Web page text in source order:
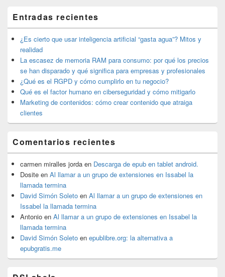
área
de
widget
barra
lateral
primaria
Entradas recientes
¿Es cierto que usar inteligencia artificial “gasta agua”? Mitos y
realidad
La escasez de memoria RAM para consumo: por qué los precios
se han disparado y qué significa para empresas y profesionales
¿Qué es el RGPD y cómo cumplirlo en tu negocio?
Qué es el factor humano en ciberseguridad y cómo mitigarlo
Marketing de contenidos: cómo crear contenido que atraiga
clientes
Comentarios recientes
carmen miralles jorda en Descarga de epub en tablet android.
Dosite en Al llamar a un grupo de extensiones en Issabel la
llamada termina
David Simón Soleto en Al llamar a un grupo de extensiones en
Issabel la llamada termina
Antonio en Al llamar a un grupo de extensiones en Issabel la
llamada termina
David Simón Soleto en epublibre.org: la alternativa a
epubgratis.me